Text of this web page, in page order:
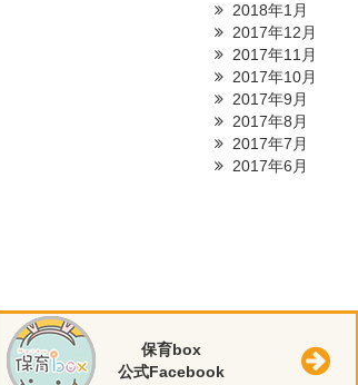
2018年1月
2017年12月
2017年11月
2017年10月
2017年9月
2017年8月
2017年7月
2017年6月
保育box
公式Facebook